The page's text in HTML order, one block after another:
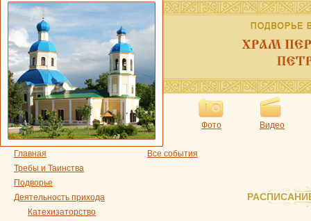
Фото Видео
Главная
Требы и Таинства
Подворье
Деятельность прихода
Катехизаторство
Все события